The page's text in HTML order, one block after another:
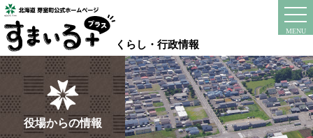
本
文
へ
移
動
る
くらし・行政情報
MENU
instagram
役場からの情報